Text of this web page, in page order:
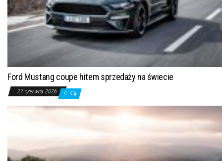
Ford Mustang coupe hitem sprzedaży na świecie
27 czerwca 2026 0